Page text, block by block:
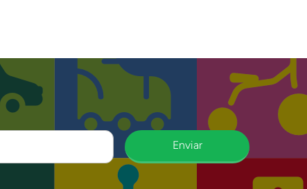
Enviar